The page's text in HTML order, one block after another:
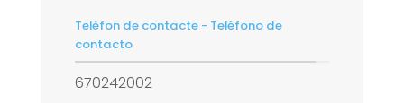
Telèfon de contacte - Teléfono de
contacto
670242002